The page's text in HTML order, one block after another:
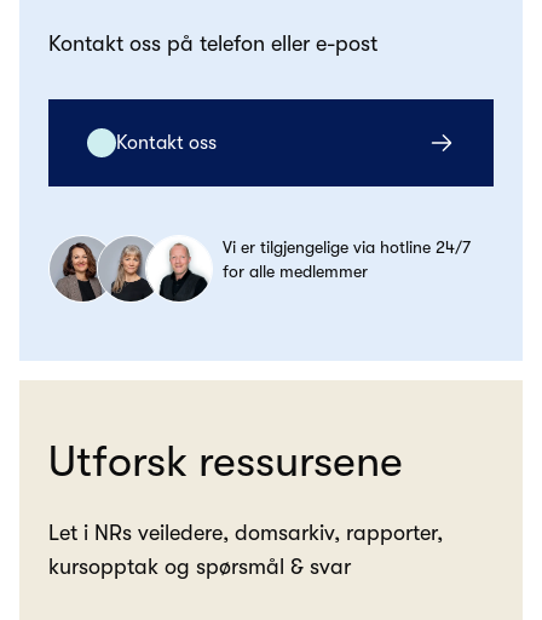
Kontakt oss på telefon eller e-post
Kontakt oss
Vi er tilgjengelige via hotline 24/7
for alle medlemmer
Utforsk ressursene
Let i NRs veiledere, domsarkiv, rapporter,
kursopptak og spørsmål & svar